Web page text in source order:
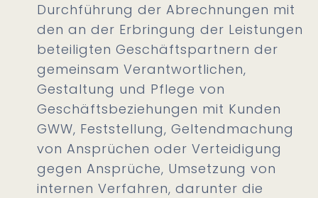
Durchführung der Abrechnungen mit
den an der Erbringung der Leistungen
beteiligten Geschäftspartnern der
gemeinsam Verantwortlichen,
Gestaltung und Pflege von
Geschäftsbeziehungen mit Kunden
GWW, Feststellung, Geltendmachung
von Ansprüchen oder Verteidigung
gegen Ansprüche, Umsetzung von
internen Verfahren, darunter die